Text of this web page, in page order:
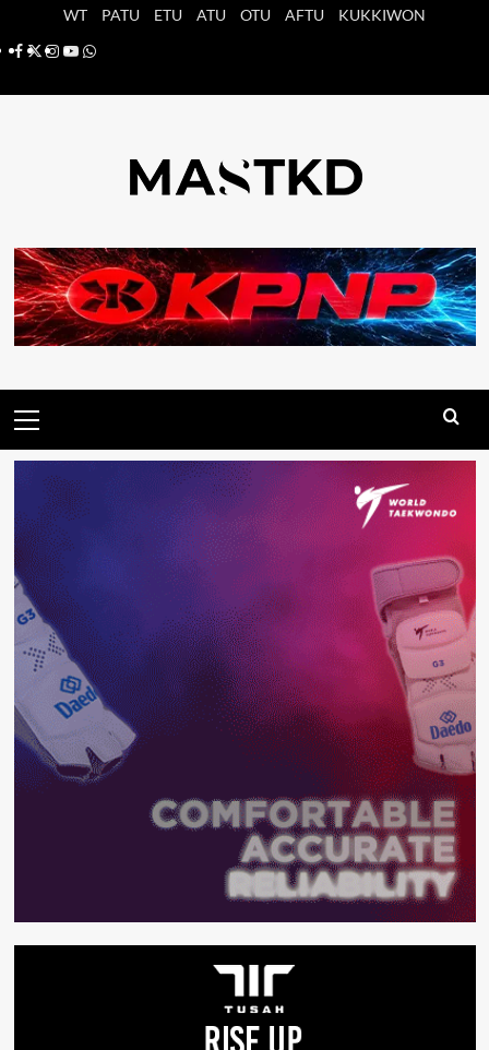
WT PATU ETU ATU OTU AFTU
KUKKIWON
Facebook
X Instagram
YouTube
Whatsapp
principal